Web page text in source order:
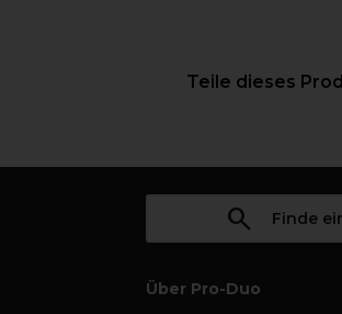
Teile dieses
Finde
Über Pro-Duo